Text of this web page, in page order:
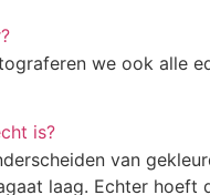
we ook alle
is?
van
laag. Echter